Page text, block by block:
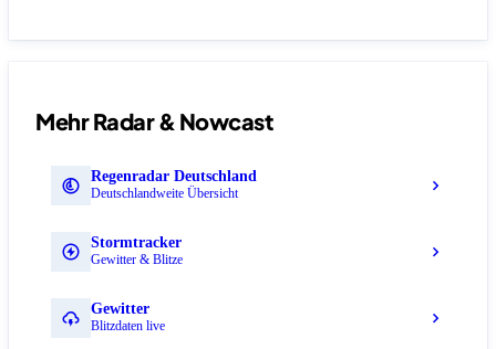
Mehr Radar & Nowcast
Regenradar Deutschland
Deutschlandweite Übersicht
Stormtracker
Gewitter & Blitze
Gewitter
Blitzdaten live